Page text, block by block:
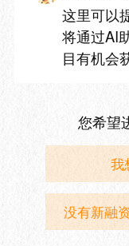
这里可以
将通过AI
目有机会
您希望
我
没有新融